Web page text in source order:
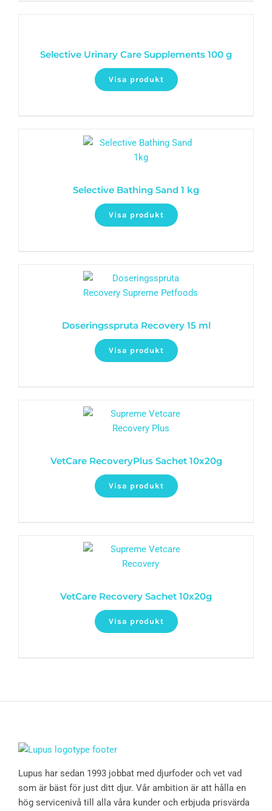
Selective Urinary Care Supplements 100 g
Visa produkt
Selective Bathing Sand 1 kg
Visa produkt
Doseringsspruta Recovery 15 ml
Visa produkt
VetCare RecoveryPlus Sachet 10x20g
Visa produkt
VetCare Recovery Sachet 10x20g
Visa produkt
Lupus har sedan 1993 jobbat med djurfoder och vet vad
som är bäst för just ditt djur. Vår ambition är att hålla en
hög servicenivå till alla våra kunder och erbjuda prisvärda